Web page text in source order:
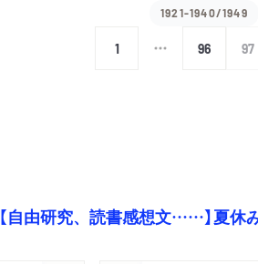
1921-1940/1949
1 96 97
【自由研究、読書感想文……】夏休